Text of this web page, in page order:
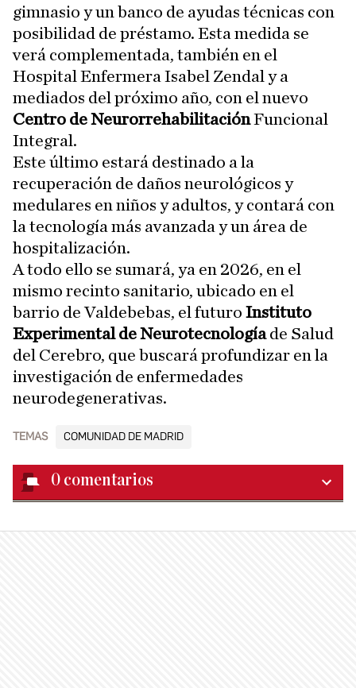
gimnasio y un banco de ayudas técnicas con
posibilidad de préstamo. Esta medida se
verá complementada, también en el
Hospital Enfermera Isabel Zendal y a
mediados del próximo año, con el nuevo
Centro de NeurorrehabilitaciónFuncional
Integral.
Este último estará destinado a la
recuperación de daños neurológicos y
medulares en niños y adultos, y contará con
la tecnología más avanzada y un área de
hospitalización.
A todo ello se sumará, ya en 2026, en el
mismo recinto sanitario, ubicado en el
barrio de Valdebebas, el futuro Instituto
Experimental de Neurotecnologíade Salud
del Cerebro, que buscará profundizar en la
investigación de enfermedades
neurodegenerativas.
TEMAS COMUNIDAD DE MADRID
0 comentarios